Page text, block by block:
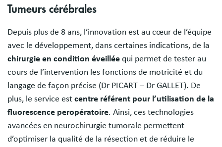
Tumeurs cérébrales
Depuis plus de 8 ans, l’innovation est au cœur de l’équipe
avec le développement, dans certaines indications, de la
chirurgie en condition éveillée qui permet de tester au
cours de l’intervention les fonctions de motricité et du
langage de façon précise (Dr PICART – Dr GALLET). De
plus, le service est centre référent pour l’utilisation de la
fluorescence peropératoire. Ainsi, ces technologies
avancées en neurochirurgie tumorale permettent
d’optimiser la qualité de la résection et de réduire le